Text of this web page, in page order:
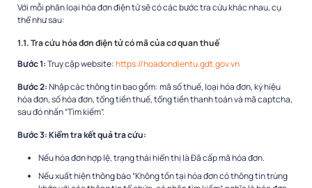
Với mỗi phân loại hóa đơn điện tử sẽ có các bước tra cứu khác nhau, cụ
thể như sau:
1.1. Tra cứu hóa đơn điện tử có mã của cơ quan thuế
Bước 1:Truy cập website:https://hoadondientu.gdt.gov.vn
Bước 2:Nhập các thông tin bao gồm: mã số thuế, loại hóa đơn, ký hiệu
hóa đơn, số hóa đơn, tổng tiền thuế, tổng tiền thanh toán và mã captcha,
sau đó nhấn “Tìm kiếm”.
Bước 3: Kiểm tra kết quả tra cứu:
Nếu hóa đơn hợp lệ, trạng thái hiển thị là Đã cấp mã hóa đơn.
Nếu xuất hiện thông báo “Không tồn tại hóa đơn có thông tin trùng